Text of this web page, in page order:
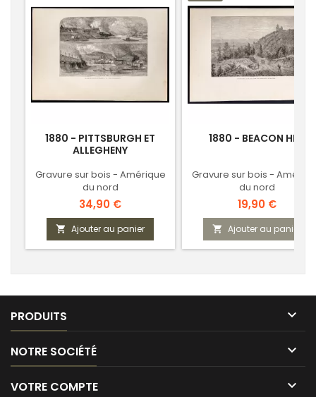
1880 - PITTSBURGH ET
ALLEGHENY
Gravure sur bois - Amérique
du nord
Prix
34,90 €
 Ajouter au panier
1880 - BEACON HILL
Gravure sur bois -
du nord
Prix
19,90 €
 Ajouter au panier
PRODUITS 
NOTRE SOCIÉTÉ 
VOTRE COMPTE 